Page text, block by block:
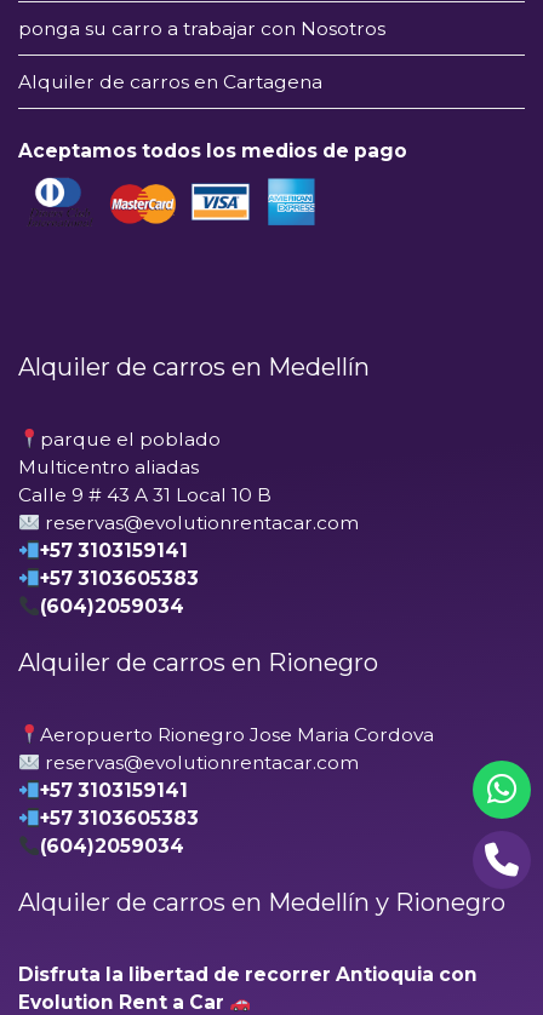
ponga su carro a trabajar con Nosotros
Alquiler de carros en Cartagena
Aceptamos todos los medios de pago
Alquiler de carros en Medellín
parque el poblado
Multicentro aliadas
Calle 9 # 43 A 31 Local 10 B
reservas@evolutionrentacar.com
+57 3103159141
+57 3103605383
(604)2059034
Alquiler de carros en Rionegro
Aeropuerto Rionegro Jose Maria Cordova
reservas@evolutionrentacar.com
+57 3103159141
+57 3103605383
(604)2059034
Alquiler de carros en Medellín y Rionegro
Disfruta la libertad de recorrer Antioquia con
Evolution Rent a Car